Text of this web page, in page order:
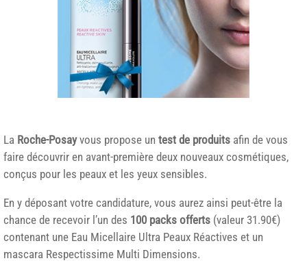
La Roche-Posayvous propose un test de produits afin de vous
faire découvrir en avant-première deux nouveaux cosmétiques,
conçus pour les peaux et les yeux sensibles.
En y déposant votre candidature, vous aurez ainsi peut-être la
chance de recevoir l’un des 100 packs offerts (valeur 31.90€)
contenant une Eau Micellaire Ultra Peaux Réactives et un
mascara Respectissime Multi Dimensions.